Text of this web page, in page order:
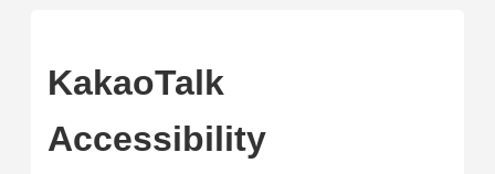
KakaoTalk
Accessibility